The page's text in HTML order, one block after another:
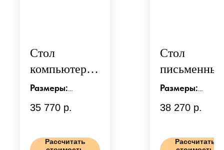
Стол
компьютерн
ый модель 11
Размеры:
мм
Материалы:
35 770 р.
Рассчитать
Стол
письменный
модель 13
Размеры:
мм
Материалы:
38 270 р.
Рассчитать